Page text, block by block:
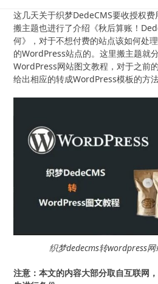
这几天关于织梦DedeCMS要收授权费
搬主题也进行了介绍《秋后算账！
何》，对于不想付费的站点该如何处
的WordPress站点的。这里搬主题就
WordPress网站图文教程，对于之前
给出相应的转成WordPress模板的方法
织梦dedecms转wordpress
注意：本文的内容大部分取自互联网